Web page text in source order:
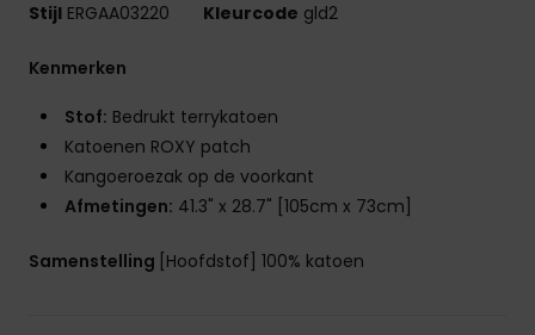
Stijl ERGAA03220 Kleurcode gld2
Kenmerken
Stof: Bedrukt terrykatoen
Katoenen ROXY patch
Kangoeroezak op de voorkant
Afmetingen: 41.3" x 28.7" [105cm x 73cm]
Samenstelling [Hoofdstof] 100% katoen